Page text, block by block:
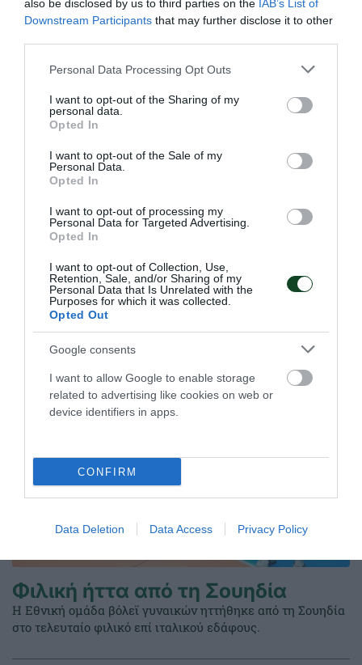
also be disclosed by us to third parties on the IAB’s List of
Downstream Participants that may further disclose it to other
Please note that this website/app uses one or more Google
not limited to your visit or usage behaviour. You may click to
grant or deny consent to Google and its third-party tags to
use your data for below specified purposes in below Google
consent section.
Personal Data Processing Opt Outs
I want to opt-out of the Sharing of my
personal data.
Opted In
I want to opt-out of the Sale of my
Personal Data.
Opted In
I want to opt-out of processing my
Personal Data for Targeted Advertising.
Opted In
I want to opt-out of Collection, Use,
Retention, Sale, and/or Sharing of my
Personal Data that Is Unrelated with the
Purposes for which it was collected.
Opted Out
Google consents
I want to allow Google to enable storage
related to advertising like cookies on web or
device identifiers in apps.
CONFIRM
Data Deletion Data Access Privacy Policy
Συνέχισε με νίκη η Ουκρανία του
Γιάντσουκ
Η Ουκρανία νίκησε το Ιράν για το VNL, σε έναν αγώνα που
συμμετείχε ο Ντμίτρο Γιάντσουκ.
15.07.2026 ΒΟΛΕΪ ΑΝΔΡΩΝ
ΤΕΛΕΥΤΑΙΑ ΝΕΑ
Φιλική ήττα από τη Σουηδία
Η Εθνική ομάδα βόλεϊ γυναικών ηττήθηκε από τη Σουηδία
στο τελευταίο φιλικό επί ιταλικού εδάφους.